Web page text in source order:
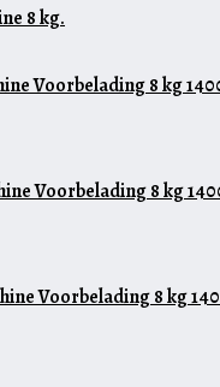
8 kg.
Voorbelading 8 kg
Voorbelading 8 kg
Voorbelading 8 kg